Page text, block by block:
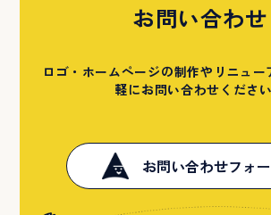
お問い合わせ
ロゴ・ホームページの制作やリニュ
軽にお問い合わせください
お問い合わせフォ